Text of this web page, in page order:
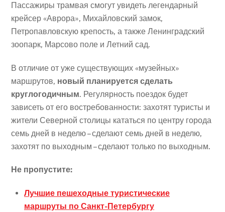
Пассажиры трамвая смогут увидеть легендарный
крейсер «Аврора», Михайловский замок,
Петропавловскую крепость, а также Ленинградский
зоопарк, Марсово поле и Летний сад.
В отличие от уже существующих «музейных»
маршрутов, новый планируется сделать
круглогодичным. Регулярность поездок будет
зависеть от его востребованности: захотят туристы и
жители Северной столицы кататься по центру города
семь дней в неделю – сделают семь дней в неделю,
захотят по выходным – сделают только по выходным.
Не пропустите:
Лучшие пешеходные туристические
маршруты по Санкт-Петербургу